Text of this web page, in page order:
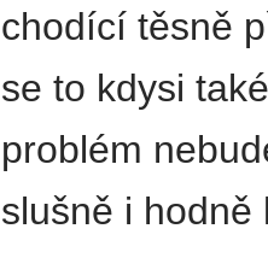
chodící těsně
se to kdysi
problém
slušně i hodně